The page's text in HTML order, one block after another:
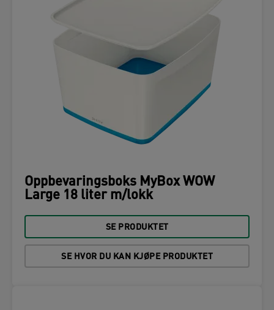
Oppbevaringsboks MyBox WOW
Large 18 liter m/lokk
SE PRODUKTET
SE HVOR DU KAN KJØPE PRODUKTET